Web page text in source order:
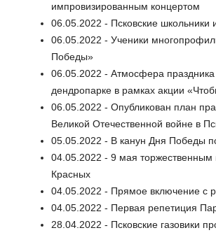
импровизированным концертом
06.05.2022 - Псковские
06.05.2022 - Ученики
Победы»
06.05.2022 - Атмосфера
дендропарке в рамках акции
06.05.2022 - Опубликован план
Великой Отечественной войне в
05.05.2022 - В канун Дня Победы
04.05.2022 - 9 мая
Красных
04.05.2022 - Прямое включение с
04.05.2022 - Первая репетиция
28.04.2022 - Псковские газовики